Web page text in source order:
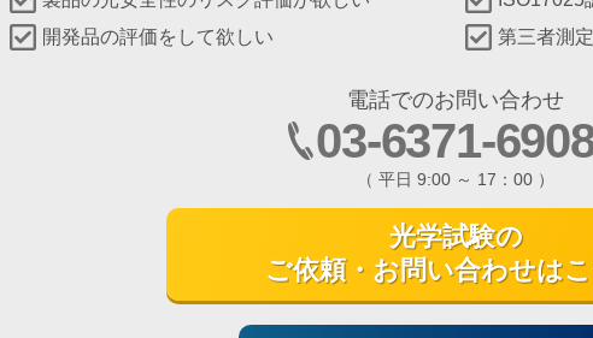
開発品の評価をして欲しい
第三者測
電話でのお問い合わせ
03-6371-
（ 平日 9:00 ～ 17：00 ）
光学試験の
ご依頼・お問い合わせは